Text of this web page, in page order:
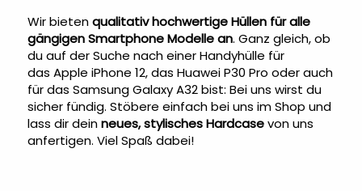
Wir bietenqualitativ hochwertige Hüllen für alle
gängigen Smartphone Modelle an. Ganz gleich, ob
du auf der Suche nach einer Handyhülle für
das Apple iPhone 12, das Huawei P30 Pro oder auch
für das Samsung Galaxy A32bist: Bei uns wirst du
sicher fündig. Stöbere einfach bei uns im Shop und
lass dir deinneues, stylisches Hardcasevon uns
anfertigen. Viel Spaß dabei!